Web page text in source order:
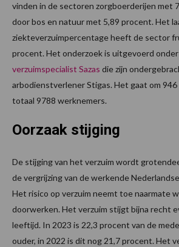
vinden in de sectoren zorgboerderijen met
door bos en natuur met 5,89 procent. Het
ziekteverzuimpercentage heeft de sector
procent. Het onderzoek is uitgevoerd
verzuimspecialist Sazas die zijn
arbodienstverlener Stigas. Het gaat om
totaal 9788 werknemers.
Oorzaak stijging
De stijging van het verzuim wordt
de vergrijzing van de werkende
Het risico op verzuim neemt toe naarmate
doorwerken. Het verzuim stijgt bijna recht
leeftijd. In 2023 is 22,3 procent van de
ouder, in 2022 is dit nog 21,7 procent. Het